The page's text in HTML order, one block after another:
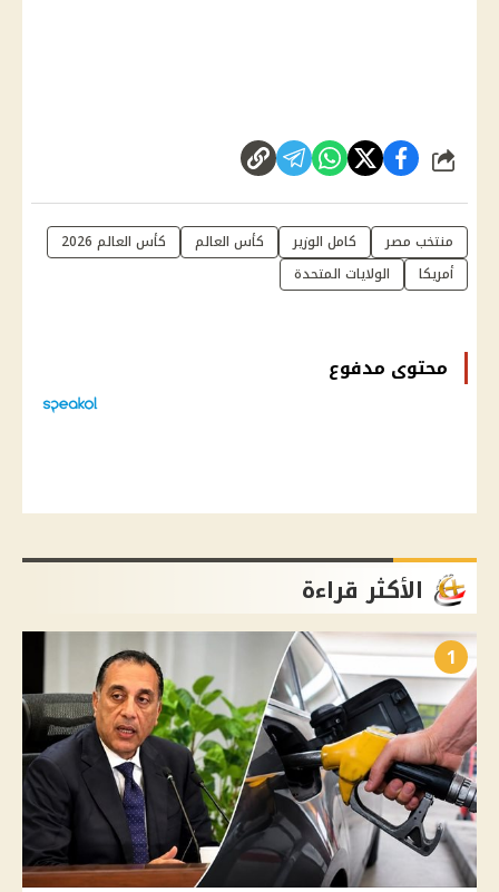
شارك
منتخب مصر كامل الوزير كأس العالم
كأس العالم 2026
أمريكا
الولايات المتحدة
محتوى مدفوع
الأكثر قراءة
1